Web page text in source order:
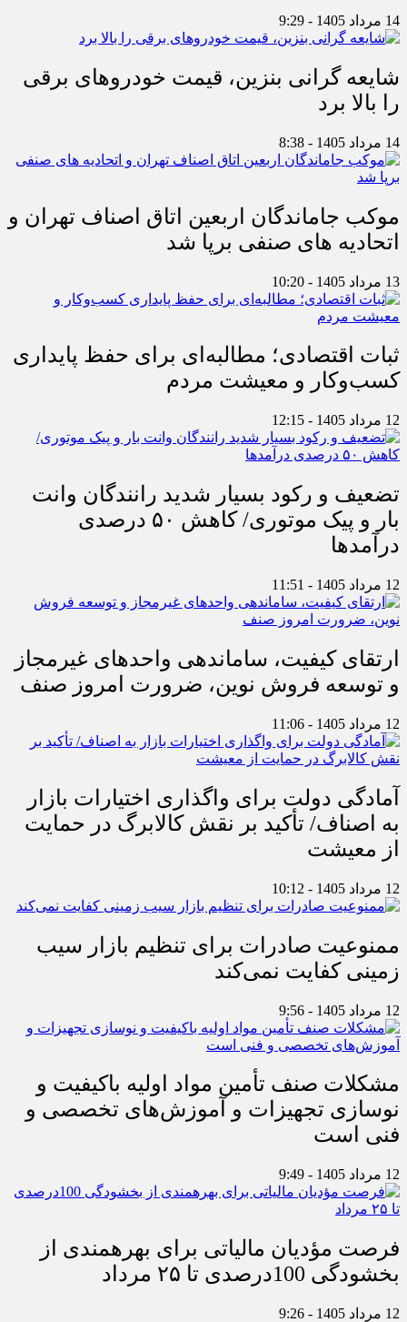
14 مرداد 1405 - 9:29
شایعه گرانی بنزین، قیمت خودروهای برقی
را بالا برد
14 مرداد 1405 - 8:38
موکب جاماندگان اربعین اتاق اصناف تهران و
اتحادیه های صنفی برپا شد
13 مرداد 1405 - 10:20
ثبات اقتصادی؛ مطالبه‌ای برای حفظ پایداری
کسب‌وکار و معیشت مردم
12 مرداد 1405 - 12:15
تضعیف و رکود بسیار شدید رانندگان وانت
بار و پیک موتوری/ کاهش ۵۰ درصدی
درآمدها
12 مرداد 1405 - 11:51
ارتقای کیفیت، ساماندهی واحدهای غیرمجاز
و توسعه فروش نوین، ضرورت امروز صنف
12 مرداد 1405 - 11:06
آمادگی دولت برای واگذاری اختیارات بازار
به اصناف/ تأکید بر نقش کالابرگ در حمایت
از معیشت
12 مرداد 1405 - 10:12
ممنوعیت صادرات برای تنظیم بازار سیب
زمینی کفایت نمی‌کند
12 مرداد 1405 - 9:56
مشکلات صنف تأمین مواد اولیه باکیفیت و
نوسازی تجهیزات و آموزش‌های تخصصی و
فنی است
12 مرداد 1405 - 9:49
فرصت مؤدیان مالیاتی برای بهره‎مندی از
بخشودگی 100درصدی تا ۲۵ مرداد
12 مرداد 1405 - 9:26